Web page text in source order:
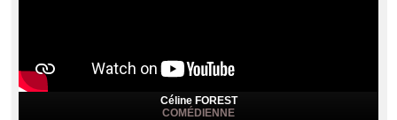
Céline FOREST
COMÉDIENNE